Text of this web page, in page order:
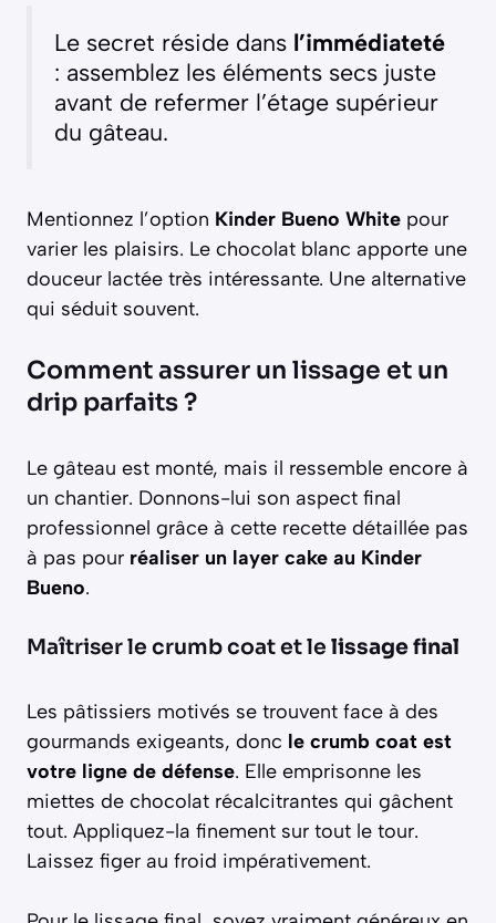
Le secret réside dans l’immédiateté
: assemblez les éléments secs juste
avant de refermer l’étage supérieur
du gâteau.
Mentionnez l’option Kinder Bueno White pour
varier les plaisirs. Le chocolat blanc apporte une
douceur lactée très intéressante. Une alternative
qui séduit souvent.
Comment assurer un lissage et un
drip parfaits ?
Le gâteau est monté, mais il ressemble encore à
un chantier. Donnons-lui son aspect final
professionnel grâce à cette recette détaillée pas
à pas pour réaliser un layer cake au Kinder
Bueno.
Maîtriser le crumb coat et le lissage final
Les pâtissiers motivés se trouvent face à des
gourmands exigeants, donc le crumb coat est
votre ligne de défense. Elle emprisonne les
miettes de chocolat récalcitrantes qui gâchent
tout. Appliquez-la finement sur tout le tour.
Laissez figer au froid impérativement.